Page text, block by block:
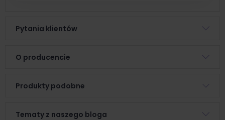
Pytania klientów
O producencie
Produkty podobne
Tematy z naszego bloga